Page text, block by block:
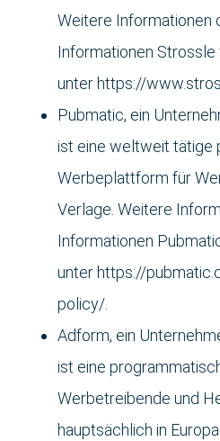
Weitere Informationen
Informationen
unter https://
Pubmatic, ein
ist eine weltweit tätige
Werbeplattform für
Verlage. Weitere
Informationen
unter https://
policy/.
Adform, ein
ist eine
Werbetreibende und
hauptsächlich in